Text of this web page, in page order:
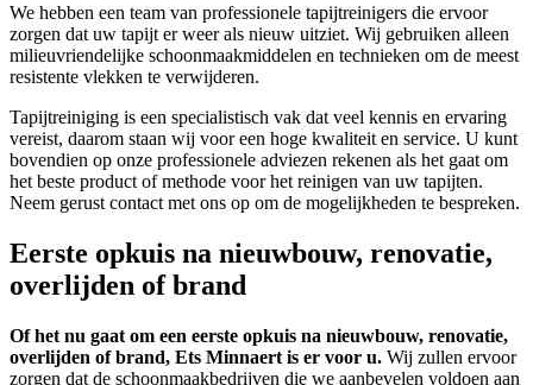
We hebben een team van professionele tapijtreinigers die ervoor
zorgen dat uw tapijt er weer als nieuw uitziet. Wij gebruiken alleen
milieuvriendelijke schoonmaakmiddelen en technieken om de meest
resistente vlekken te verwijderen.
Tapijtreiniging is een specialistisch vak dat veel kennis en ervaring
vereist, daarom staan wij voor een hoge kwaliteit en service. U kunt
bovendien op onze professionele adviezen rekenen als het gaat om
het beste product of methode voor het reinigen van uw tapijten.
Neem gerust contact met ons op om de mogelijkheden te bespreken.
Eerste opkuis na nieuwbouw, renovatie,
overlijden of brand
Of het nu gaat om een eerste opkuis na nieuwbouw, renovatie,
overlijden of brand, Ets Minnaert is er voor u. Wij zullen ervoor
zorgen dat de schoonmaakbedrijven die we aanbevelen voldoen aan